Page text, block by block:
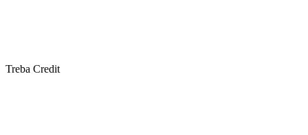
Treba Credit